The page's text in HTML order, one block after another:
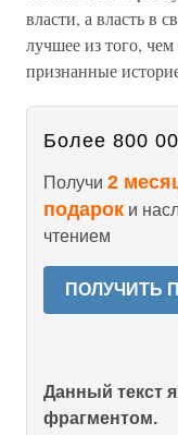
власти, а власть в
лучшее из того,
признанные
Более 800
Получи 2
подарок и
чтением
ПОЛУЧИТЬ
Данный текст
фрагментом.